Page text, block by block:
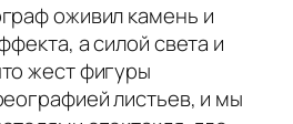
оживил камень и
а силой света и
жест фигуры
листьев, и мы